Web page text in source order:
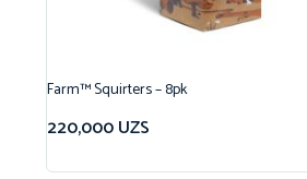
Farm™ Squirters – 8pk
220,000UZS